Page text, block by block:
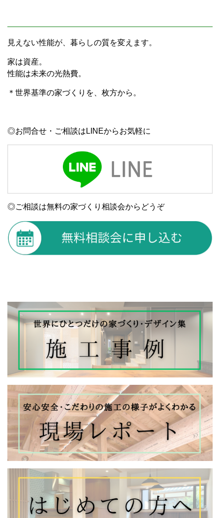
見えない性能が、暮らしの質を変えます。
家は資産。
性能は未来の光熱費。
＊世界基準の家づくりを、枚方から。
◎お問合せ・ご相談はLINEからお気軽に
◎ご相談は無料の家づくり相談会からどうぞ